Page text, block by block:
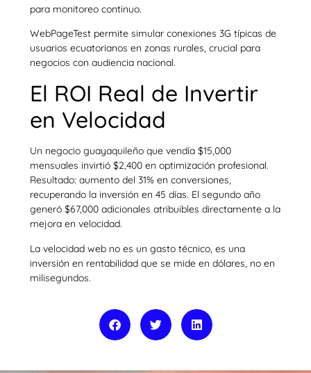
para monitoreo continuo.
WebPageTest permite simular conexiones 3G típicas de
usuarios ecuatorianos en zonas rurales, crucial para
negocios con audiencia nacional.
El ROI Real de Invertir
en Velocidad
Un negocio guayaquileño que vendía $15,000
mensuales invirtió $2,400 en optimización profesional.
Resultado: aumento del 31% en conversiones,
recuperando la inversión en 45 días. El segundo año
generó $67,000 adicionales atribuibles directamente a la
mejora en velocidad.
La velocidad web no es un gasto técnico, es una
inversión en rentabilidad que se mide en dólares, no en
milisegundos.